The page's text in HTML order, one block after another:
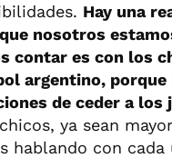
Hay una
nosotros
contar es con los
argentino, porque
de ceder a los
ya sean
hablando con cada